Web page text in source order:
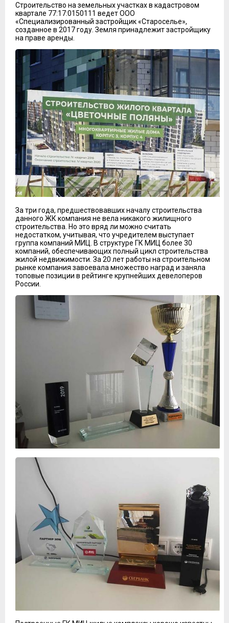
Строительство на земельных участках в кадастровом
квартале 77:17:0150111 ведет ООО
«Специализированный застройщик «Староселье»,
созданное в 2017 году. Земля принадлежит застройщику
на праве аренды.
За три года, предшествовавших началу строительства
данного ЖК компания не вела никакого жилищного
строительства. Но это вряд ли можно считать
недостатком, учитывая, что учредителем выступает
группа компаний МИЦ. В структуре ГК МИЦ более 30
компаний, обеспечивающих полный цикл строительства
жилой недвижимости. За 20 лет работы на строительном
рынке компания завоевала множество наград и заняла
топовые позиции в рейтинге крупнейших девелоперов
России.